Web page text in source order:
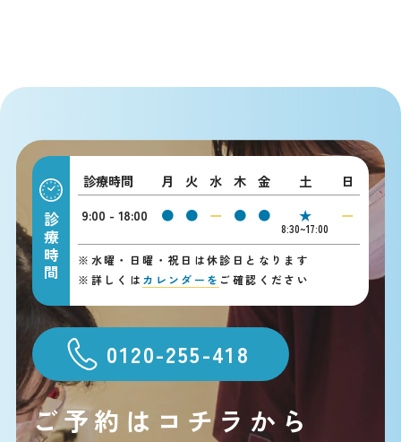
診療時間
診療時間 月 火 水 木 金 土
日
9:00 - 18:00
● ● ー ● ● ★
8:30~17:00
ー
※ 水曜・日曜・祝日は休診日となります
※ 詳しくは カレンダーを ご確認ください
0120-255-418
ご予約はコチラから